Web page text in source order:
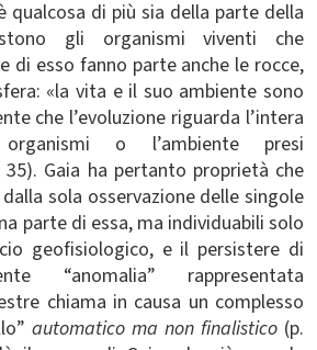
qualcosa di più sia della parte della
gli organismi viventi che
di esso fanno parte anche le rocce,
«la vita e il suo ambiente sono
che l’evoluzione riguarda l’intera
o l’ambiente presi
Gaia ha pertanto proprietà che
sola osservazione delle singole
parte di essa, ma individuabili solo
geofisiologico, e il persistere di
“anomalia” rappresentata
chiama in causa un complesso
automatico ma non finalistico (p.